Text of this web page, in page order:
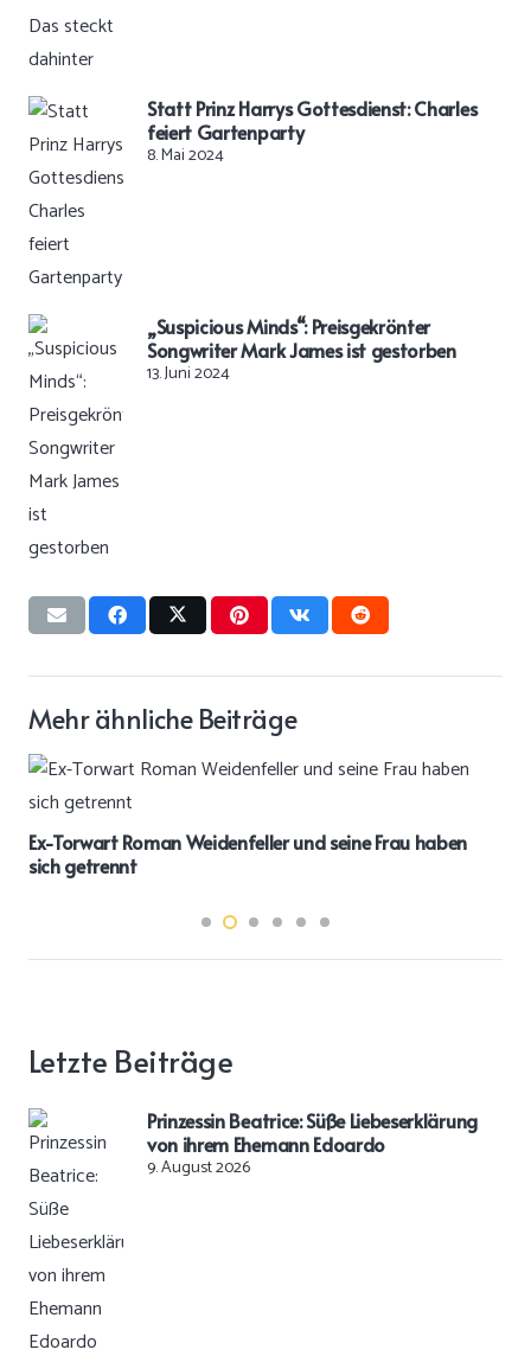
Statt Prinz Harrys Gottesdienst: Charles
feiert Gartenparty
8. Mai 2024
„Suspicious Minds“: Preisgekrönter
Songwriter Mark James ist gestorben
13. Juni 2024
Mehr ähnliche Beiträge
Ex-Torwart Roman Weidenfeller und seine Frau haben
sich getrennt
Letzte Beiträge
Prinzessin Beatrice: Süße Liebeserklärung
von ihrem Ehemann Edoardo
9. August 2026